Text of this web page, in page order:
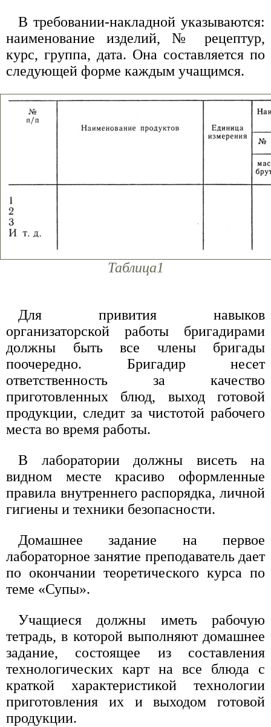
В требовании-накладной указываются:
наименование изделий, № рецептур,
курс, группа, дата. Она составляется по
следующей форме каждым учащимся.
Таблица1
Для привития навыков
организаторской работы бригадирами
должны быть все члены бригады
поочередно. Бригадир несет
ответственность за качество
приготовленных блюд, выход готовой
продукции, следит за чистотой рабочего
места во время работы.
В лаборатории должны висеть на
видном месте красиво оформленные
правила внутреннего распорядка, личной
гигиены и техники безопасности.
Домашнее задание на первое
лабораторное занятие преподаватель дает
по окончании теоретического курса по
теме «Супы».
Учащиеся должны иметь рабочую
тетрадь, в которой выполняют домашнее
задание, состоящее из составления
технологических карт на все блюда с
краткой характеристикой технологии
приготовления их и выходом готовой
продукции.